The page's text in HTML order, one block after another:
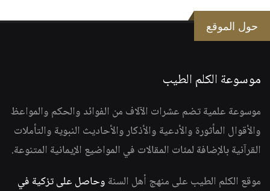
حول الموقع
موسوعة الكلم الطيب
موسوعة علمية تضم عشرات الآلاف من الفوائد والحكم والمواعظ
والأقوال المأثورة والأدعية والأذكار والأحاديث النبوية والتأملات
القرآنية بالإضافة لمئات المقالات في المواضيع الإيمانية المتنوعة.
موقع الكلم الطيب على منهج أهل السنة وحاصل على تزكية في